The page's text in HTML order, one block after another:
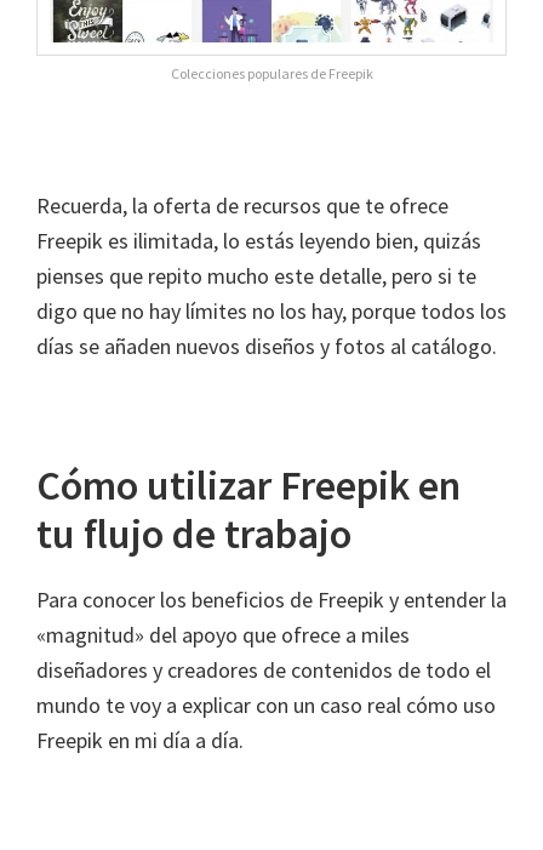
Colecciones populares de Freepik
Recuerda, la oferta de recursos que te ofrece
Freepik es ilimitada, lo estás leyendo bien, quizás
pienses que repito mucho este detalle, pero si te
digo que no hay límites no los hay, porque todos los
días se añaden nuevos diseños y fotos al catálogo.
Cómo utilizar Freepik en
tu flujo de trabajo
Para conocer los beneficios de Freepik y entender la
«magnitud» del apoyo que ofrece a miles
diseñadores y creadores de contenidos de todo el
mundo te voy a explicar con un caso real cómo uso
Freepik en mi día a día.